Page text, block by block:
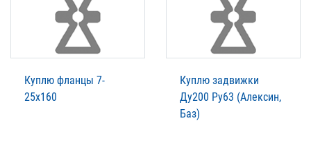
Куплю фланцы 7-
25х160
Куплю задвижки
Ду200 Ру63 (Алексин,
Баз)